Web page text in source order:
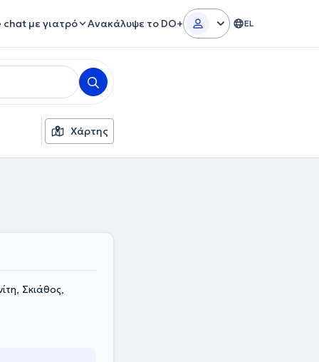
chat με γιατρό Ανακάλυψε το DO+ EL
Χάρτης
Σκιάθος,